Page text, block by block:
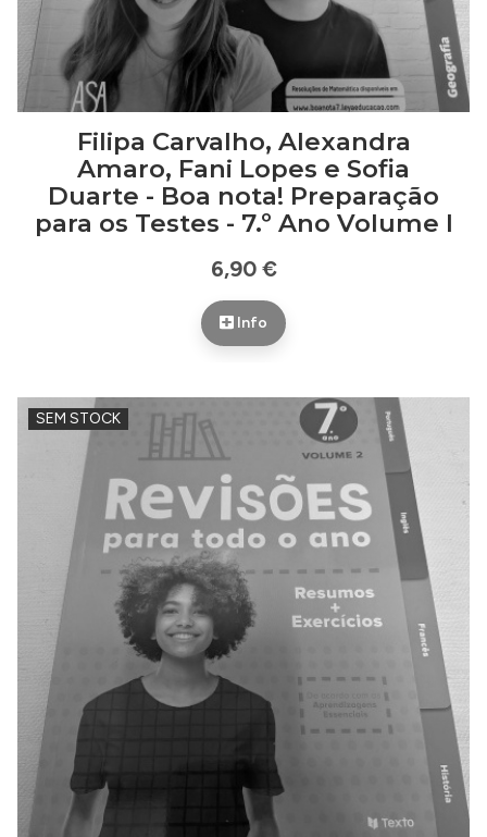
Filipa Carvalho, Alexandra
Amaro, Fani Lopes e Sofia
Duarte - Boa nota! Preparação
para os Testes - 7.º Ano Volume I
6,90 €
Info
SEM STOCK